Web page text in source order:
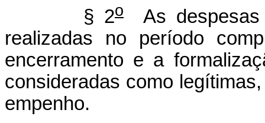
§ 2o
As despesas
realizadas no período
encerramento e a
consideradas como
empenho.